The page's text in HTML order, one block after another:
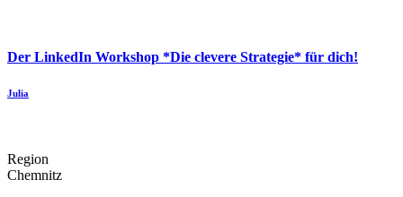
Der LinkedIn Workshop *Die clevere Strategie* für dich!
Julia
Region
Chemnitz